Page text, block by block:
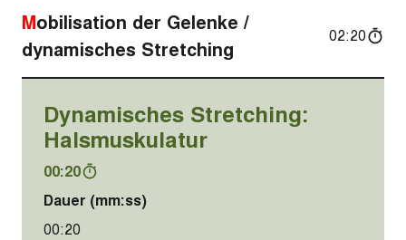
Mobilisation der Gelenke /
dynamisches Stretching
02:20
Dynamisches Stretching:
Halsmuskulatur
00:20
Dauer (mm:ss)
00:20